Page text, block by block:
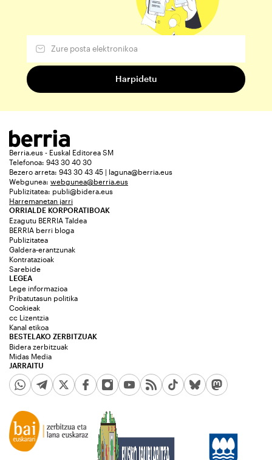
Berria.eus - Euskal Editorea SM
Telefonoa: 943 30 40 30
Bezero arreta: 943 30 43 45 | laguna@berria.eus
Webgunea: webgunea@berria.eus
Publizitatea: publi@bidera.eus
Harremanetan jarri
ORRIALDE KORPORATIBOAK
Ezagutu BERRIA Taldea
BERRIA berri bloga
Publizitatea
Galdera-erantzunak
Kontratazioak
Sarebide
JARRAITU
LEGEA
Lege informazioa
Pribatutasun politika
Cookieak
cc Lizentzia
Kanal etikoa
BESTELAKO ZERBITZUAK
Bidera zerbitzuak
Midas Media